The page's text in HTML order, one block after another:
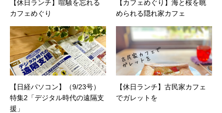
【休日ランチ】喧騒を忘れる
カフェめぐり
【カフェめぐり】海と桜を眺
められる隠れ家カフェ
【日経パソコン】（9/23号）
特集2「デジタル時代の遠隔支
援」
【休日ランチ】古民家カフェ
でガレットを